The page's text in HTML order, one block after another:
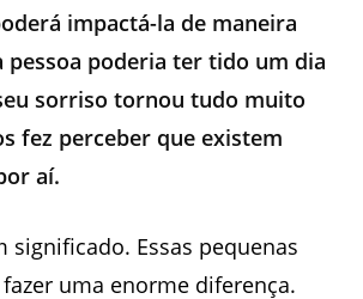
impactá-la de maneira
pessoa poderia ter tido um dia
sorriso tornou tudo muito
fez perceber que existem
aí.
significado. Essas pequenas
uma enorme diferença.